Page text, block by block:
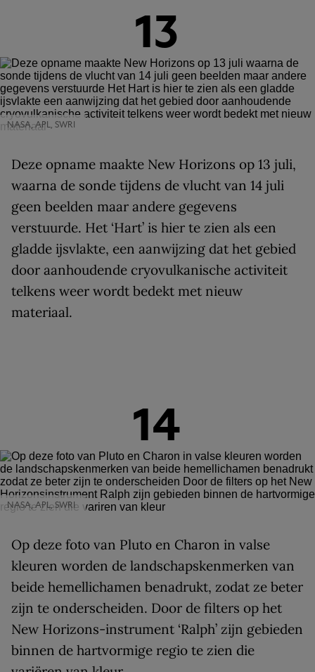
13
NASA, APL, SWRI
Deze opname maakte New Horizons op 13 juli,
waarna de sonde tijdens de vlucht van 14 juli
geen beelden maar andere gegevens
verstuurde. Het ‘Hart’ is hier te zien als een
gladde ijsvlakte, een aanwijzing dat het gebied
door aanhoudende cryovulkanische activiteit
telkens weer wordt bedekt met nieuw
materiaal.
14
NASA, APL, SWRI
Op deze foto van Pluto en Charon in valse
kleuren worden de landschapskenmerken van
beide hemellichamen benadrukt, zodat ze beter
zijn te onderscheiden. Door de filters op het
New Horizons-instrument ‘Ralph’ zijn gebieden
binnen de hartvormige regio te zien die